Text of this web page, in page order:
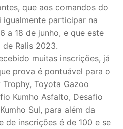
que aos comandos do
igualmente participar na
a 18 de junho, e que este
Ralis 2023.
muitas inscrições, já
prova é pontuável para o
Toyota Gazoo
Kumho Asfalto, Desafio
Sul, para além da
de inscrições é de 100 e se